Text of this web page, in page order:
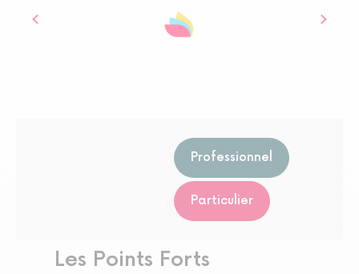
Professionnel
Particulier
Les Points Forts